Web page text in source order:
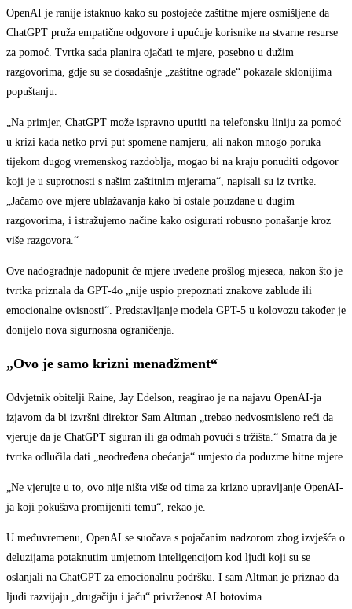
OpenAI je ranije istaknuo kako su postojeće zaštitne mjere osmišljene da
ChatGPT pruža empatične odgovore i upućuje korisnike na stvarne resurse
za pomoć. Tvrtka sada planira ojačati te mjere, posebno u dužim
razgovorima, gdje su se dosadašnje „zaštitne ograde“ pokazale sklonijima
popuštanju.
„Na primjer, ChatGPT može ispravno uputiti na telefonsku liniju za pomoć
u krizi kada netko prvi put spomene namjeru, ali nakon mnogo poruka
tijekom dugog vremenskog razdoblja, mogao bi na kraju ponuditi odgovor
koji je u suprotnosti s našim zaštitnim mjerama“, napisali su iz tvrtke.
„Jačamo ove mjere ublažavanja kako bi ostale pouzdane u dugim
razgovorima, i istražujemo načine kako osigurati robusno ponašanje kroz
više razgovora.“
Ove nadogradnje nadopunit će mjere uvedene prošlog mjeseca, nakon što je
tvrtka priznala da GPT-4o „nije uspio prepoznati znakove zablude ili
emocionalne ovisnosti“. Predstavljanje modela GPT-5 u kolovozu također je
donijelo nova sigurnosna ograničenja.
„Ovo je samo krizni menadžment“
Odvjetnik obitelji Raine, Jay Edelson, reagirao je na najavu OpenAI-ja
izjavom da bi izvršni direktor Sam Altman „trebao nedvosmisleno reći da
vjeruje da je ChatGPT siguran ili ga odmah povući s tržišta.“ Smatra da je
tvrtka odlučila dati „neodređena obećanja“ umjesto da poduzme hitne mjere.
„Ne vjerujte u to, ovo nije ništa više od tima za krizno upravljanje OpenAI-
ja koji pokušava promijeniti temu“, rekao je.
U međuvremenu, OpenAI se suočava s pojačanim nadzorom zbog izvješća o
deluzijama potaknutim umjetnom inteligencijom kod ljudi koji su se
oslanjali na ChatGPT za emocionalnu podršku. I sam Altman je priznao da
ljudi razvijaju „drugačiju i jaču“ privrženost AI botovima.